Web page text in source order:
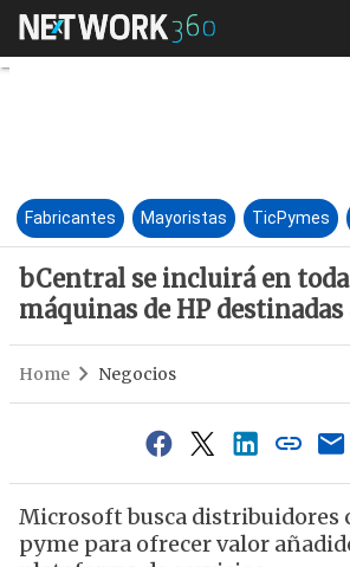
bCentral se
Fabricantes Mayoristas TicPymes
bCentral se incluirá en
máquinas de HP
Home Negocios
Microsoft busca distribuidores
pyme para ofrecer valor